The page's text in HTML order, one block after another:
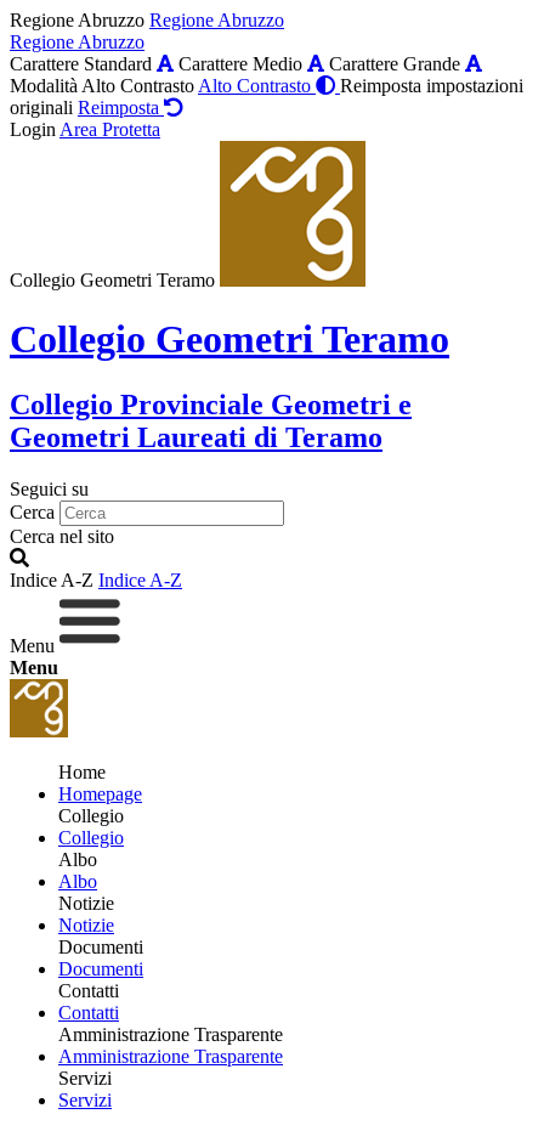
Regione Abruzzo Regione Abruzzo
Regione Abruzzo
Carattere Standard
Carattere Medio
Carattere Grande
Modalità Alto Contrasto Alto Contrasto
Reimposta impostazioni
originali Reimposta
Login Area Protetta
Collegio Geometri Teramo
Collegio Geometri Teramo
Collegio Provinciale Geometri e
Geometri Laureati di Teramo
Seguici su
Cerca
Cerca nel sito
Indice A-Z Indice A-Z
Menu
Menu
Home
Homepage
Collegio
Collegio
Albo
Albo
Notizie
Notizie
Documenti
Documenti
Contatti
Contatti
Amministrazione Trasparente
Amministrazione Trasparente
Servizi
Servizi